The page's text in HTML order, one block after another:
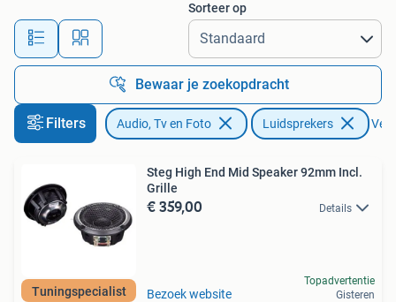
Alle afstanden…
Sorteer op
Bewaar je zoekopdracht
Filters Audio, Tv en Foto Luidsprekers
Tuningspecialist
Steg High End Mid Speaker 92mm Incl.
Grille
€ 359,00 Details
Bezoek website
Topadvertentie
Gisteren